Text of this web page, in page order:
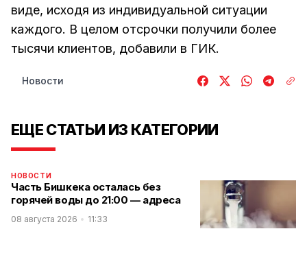
виде, исходя из индивидуальной ситуации
каждого. В целом отсрочки получили более
тысячи клиентов, добавили в ГИК.
Новости
ЕЩЕ СТАТЬИ ИЗ КАТЕГОРИИ
НОВОСТИ
Часть Бишкека осталась без
горячей воды до 21:00 — адреса
08 августа 2026 11:33